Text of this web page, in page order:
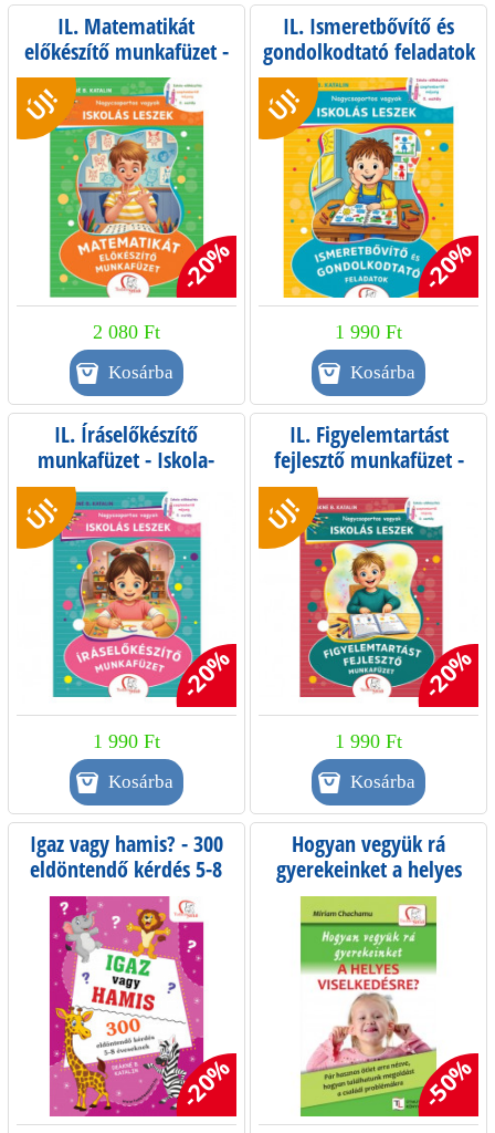
IL. Matematikát
előkészítő munkafüzet -
Iskola-előkészítés
szeptembertől májusig -
0. osztály
-20%
ÚJ!
2 080 Ft
IL. Ismeretbővítő és
gondolkodtató feladatok
- Iskola-előkészítés
szeptembertől májusig -
0. osztály
-20%
ÚJ!
1 990 Ft
IL. Íráselőkészítő
munkafüzet - Iskola-
előkészítés
szeptembertől májusig -
0. osztály
-20%
ÚJ!
1 990 Ft
IL. Figyelemtartást
fejlesztő munkafüzet -
Iskola-előkészítés
szeptembertől májusig -
0. osztály
-20%
ÚJ!
1 990 Ft
Igaz vagy hamis? - 300
eldöntendő kérdés 5-8
éveseknek
-20%
Hogyan vegyük rá
gyerekeinket a helyes
viselkedésre? - Kissé
sérült lehet
-50%